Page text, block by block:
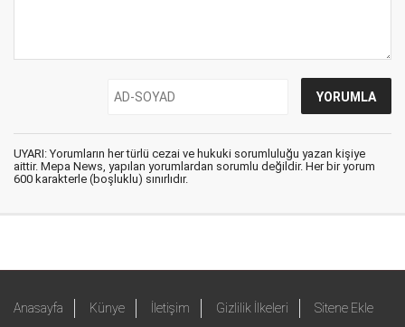
UYARI: Yorumların her türlü cezai ve hukuki sorumluluğu yazan kişiye
aittir. Mepa News, yapılan yorumlardan sorumlu değildir. Her bir yorum
600 karakterle (boşluklu) sınırlıdır.
Anasayfa Künye İletişim Gizlilik İlkeleri Sitene Ekle